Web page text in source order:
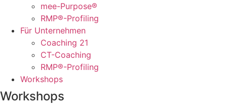
mee-Purpose®
RMP®-Profiling
Für Unternehmen
Coaching 21
CT-Coaching
RMP®-Profiling
Workshops
Workshops